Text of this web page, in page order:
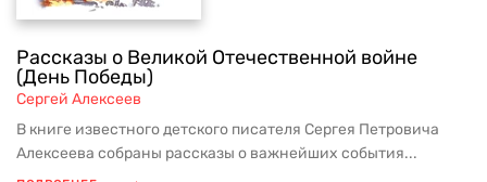
Рассказы о Великой Отечественной войне
(День Победы)
Сергей Алексеев
В книге известного детского писателя Сергея Петровича
Алексеева собраны рассказы о важнейших события...